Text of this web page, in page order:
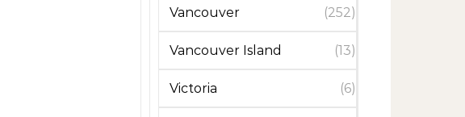
Vancouver (252)
Vancouver Island (13)
Victoria (6)